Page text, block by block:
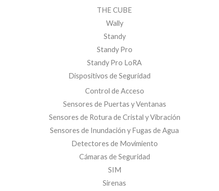
THE CUBE
Wally
Standy
Standy Pro
Standy Pro LoRA
Dispositivos de Seguridad
Control de Acceso
Sensores de Puertas y Ventanas
Sensores de Rotura de Cristal y Vibración
Sensores de Inundación y Fugas de Agua
Detectores de Movimiento
Cámaras de Seguridad
SIM
Sirenas